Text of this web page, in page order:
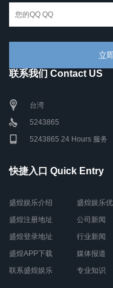
联系我们 Contact US
台湾
5243865
5243865 24 Hours 服务
快捷入口 Quick Entry
盛煌娱乐介绍
盛煌注册地址
盛煌登录地址
盛煌APP下载
联系盛煌娱乐
盛煌娱乐
公司新闻
行业新闻
媒体报道
专业知识